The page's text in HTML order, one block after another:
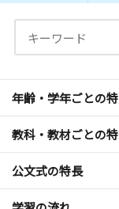
年齢・学年ごとの
教科・教材ごとの
公文式の特長